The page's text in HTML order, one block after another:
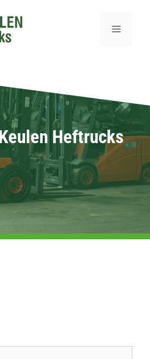
Menu
Heftrucks